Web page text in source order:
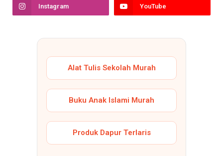
Instagram YouTube
Alat Tulis Sekolah Murah
Buku Anak Islami Murah
Produk Dapur Terlaris